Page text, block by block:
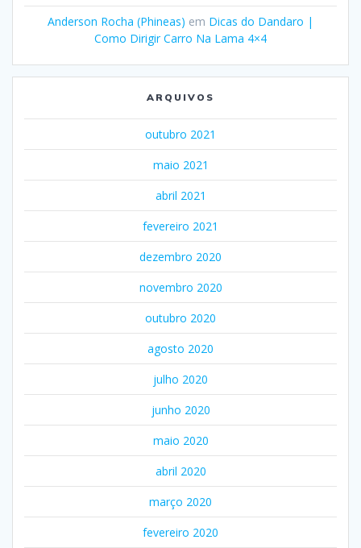
Anderson Rocha (Phineas) em Dicas do Dandaro |
Como Dirigir Carro Na Lama 4×4
ARQUIVOS
outubro 2021
maio 2021
abril 2021
fevereiro 2021
dezembro 2020
novembro 2020
outubro 2020
agosto 2020
julho 2020
junho 2020
maio 2020
abril 2020
março 2020
fevereiro 2020